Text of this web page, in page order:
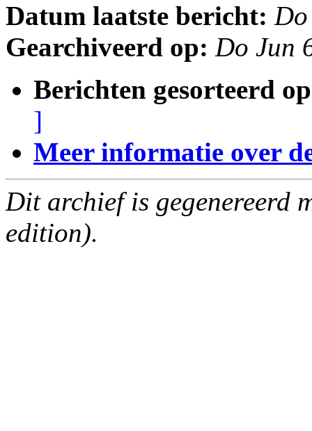
Datum laatste bericht:
Gearchiveerd op: Do Jun
Berichten gesorteerd
]
Meer informatie over
Dit archief is gegenereerd
edition).